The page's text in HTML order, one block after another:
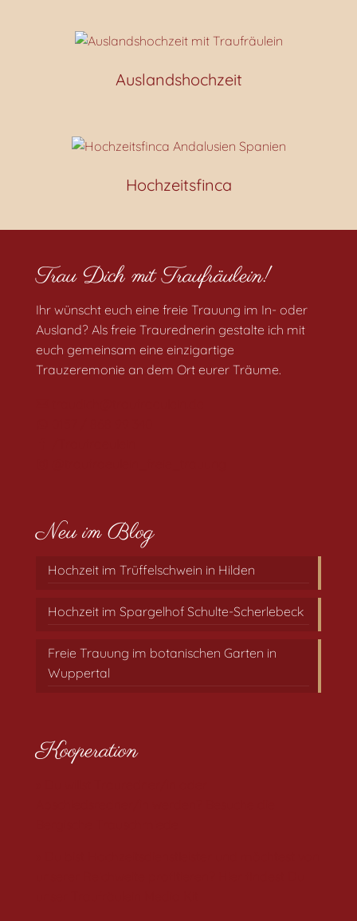
Auslandshochzeit
Hochzeitsfinca
Trau Dich mit Traufräulein!
Ihr wünscht euch eine freie Trauung im In- oder
Ausland? Als freie Traurednerin gestalte ich mit
euch gemeinsam eine einzigartige
Trauzeremonie an dem Ort eurer Träume.
Neu im Blog
Hochzeit im Trüffelschwein in Hilden
Hochzeit im Spargelhof Schulte-Scherlebeck
Freie Trauung im botanischen Garten in
Wuppertal
Kooperation